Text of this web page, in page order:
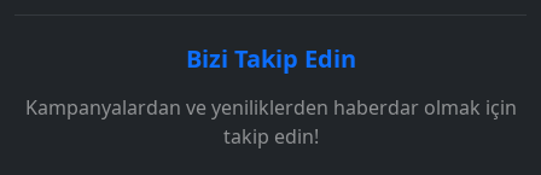
Bizi Takip Edin
Kampanyalardan ve yeniliklerden haberdar olmak için
takip edin!